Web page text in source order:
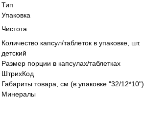
Тип
Упаковка
Чистота
Количество капсул/таблеток в упаковке, шт.
детский
Размер порции в капсулах/таблетках
ШтрихКод
Габариты товара, см (в упаковке "32/12*10")
Минералы